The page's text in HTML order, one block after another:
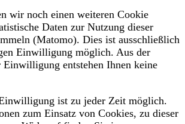
wir noch einen weiteren Cookie
Daten zur Nutzung dieser
(Matomo). Dies ist ausschließlich
Einwilligung möglich. Aus der
entstehen Ihnen keine
ist zu jeder Zeit möglich.
zum Einsatz von Cookies, zu dieser